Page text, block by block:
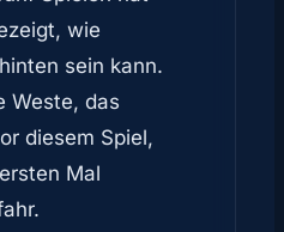
wie
sein kann.
Weste, das
diesem Spiel,
Mal